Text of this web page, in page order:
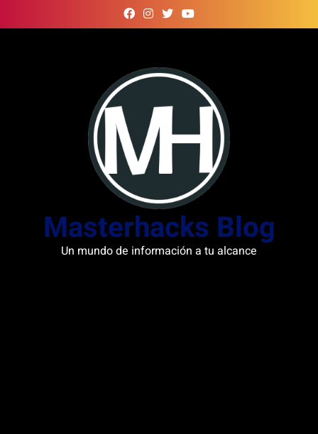
to
Masterhacks Blog
Un mundo de información a tu alcance